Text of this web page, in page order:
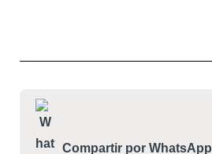
Compartir por WhatsApp